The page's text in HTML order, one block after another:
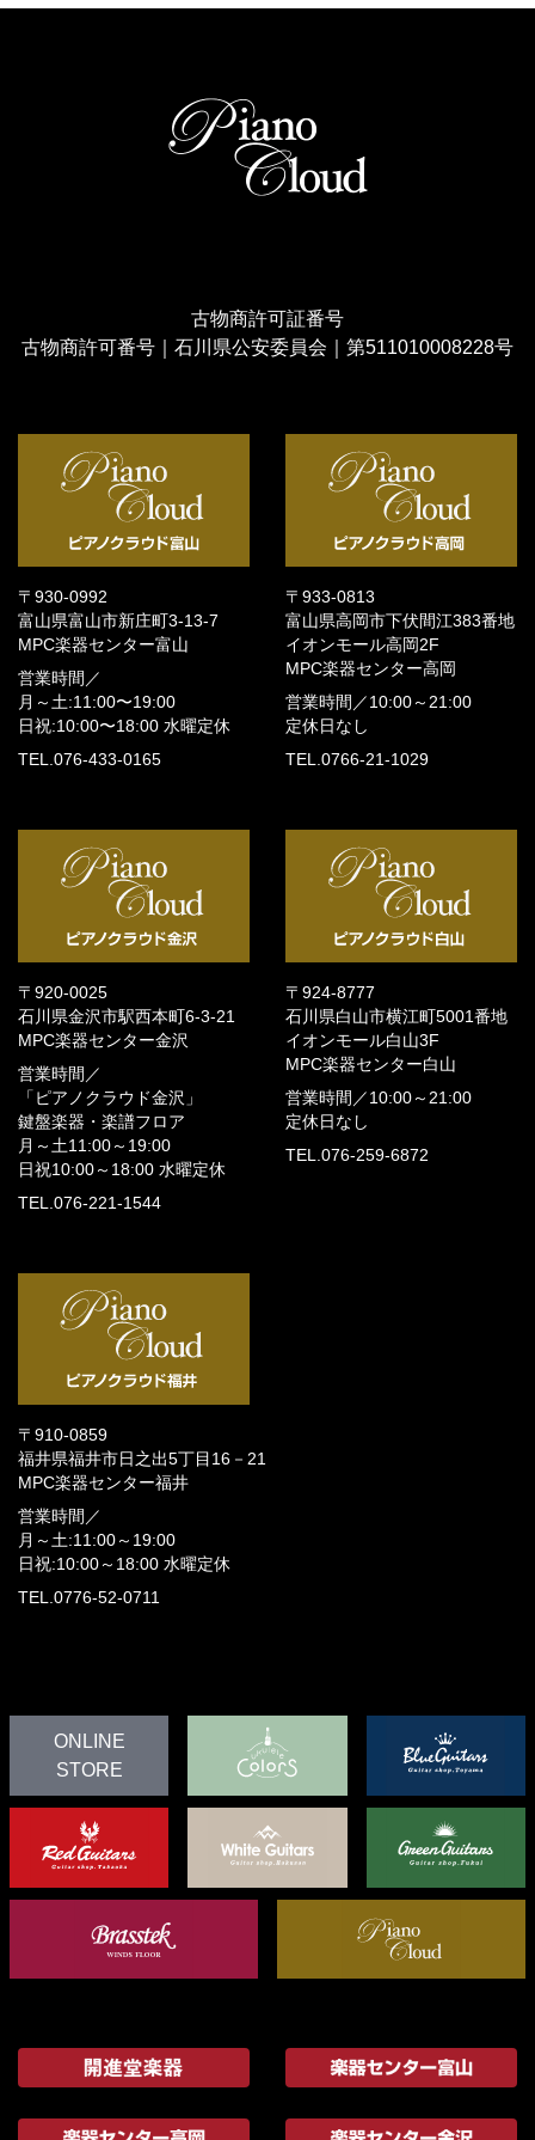
古物商許可証番号
古物商許可番号｜石川県公安委員会｜第511010008228号
〒930-0992
富山県富山市新庄町3-13-7
MPC楽器センター富山
営業時間／
月～土:11:00〜19:00
日祝:10:00〜18:00 水曜定休
TEL.076-433-0165
〒933-0813
富山県高岡市下伏間江383番地
イオンモール高岡2F
MPC楽器センター高岡
営業時間／ 10:00～21:00
定休日なし
TEL.0766-21-1029
〒920-0025
石川県金沢市駅西本町6-3-21
MPC楽器センター金沢
営業時間／
「ピアノクラウド金沢」
鍵盤楽器・楽譜フロア
月～土11:00～19:00
日祝10:00～18:00 水曜定休
TEL.076-221-1544
〒924-8777
石川県白山市横江町5001番地
イオンモール白山3F
MPC楽器センター白山
営業時間／ 10:00～21:00
定休日なし
TEL.076-259-6872
〒910-0859
福井県福井市日之出5丁目16－21
MPC楽器センター福井
営業時間／
月～土:11:00～19:00
日祝:10:00～18:00 水曜定休
TEL.0776-52-0711
ONLINE
STORE